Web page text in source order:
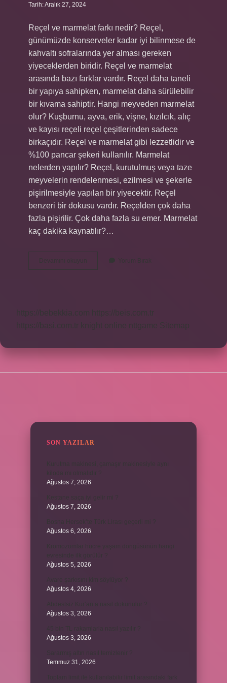
Tarih: Aralık 27, 2024
Reçel ve marmelat farkı nedir? Reçel,
günümüzde konserveler kadar iyi bilinmese de
kahvaltı sofralarında yer alması gereken
yiyeceklerden biridir. Reçel ve marmelat
arasında bazı farklar vardır. Reçel daha taneli
bir yapıya sahipken, marmelat daha sürülebilir
bir kıvama sahiptir. Hangi meyveden marmelat
olur? Kuşburnu, ayva, erik, vişne, kızılcık, alıç
ve kayısı reçeli reçel çeşitlerinden sadece
birkaçıdır. Reçel ve marmelat gibi lezzetlidir ve
%100 pancar şekeri kullanılır. Marmelat
nelerden yapılır? Reçel, kurutulmuş veya taze
meyvelerin rendelenmesi, ezilmesi ve şekerle
pişirilmesiyle yapılan bir yiyecektir. Reçel
benzeri bir dokusu vardır. Reçelden çok daha
fazla pişirilir. Çok daha fazla su emer. Marmelat
kaç dakika kaynatılır?…
Devamını okuyun
Marmelat
Nedir
Yorum Bırak
https://bebekkia.com
https://beis.com.tr
https://basi.com.tr
knight online nttgame Sitemap
SON YAZILAR
Ağustos 7, 2026
Ağustos 7, 2026
Ağustos 6, 2026
Ağustos 5, 2026
Ağustos 4, 2026
Ağustos 3, 2026
Ağustos 3, 2026
Temmuz 31, 2026